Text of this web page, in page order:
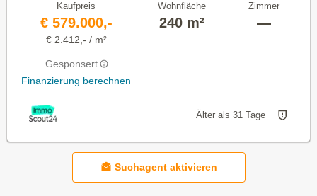
Kaufpreis
€ 579.000,-
€ 2.412,- / m²
Gesponsert
Finanzierung berechnen
Wohnfläche
240 m²
Zimmer
—
Älter als 31 Tage
Suchagent aktivieren